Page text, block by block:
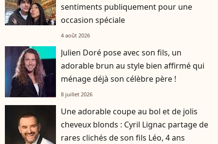
sentiments publiquement pour une
occasion spéciale
4 août 2026
Julien Doré pose avec son fils, un
adorable brun au style bien affirmé qui
ménage déjà son célèbre père !
8 juillet 2026
Une adorable coupe au bol et de jolis
cheveux blonds : Cyril Lignac partage de
rares clichés de son fils Léo, 4 ans